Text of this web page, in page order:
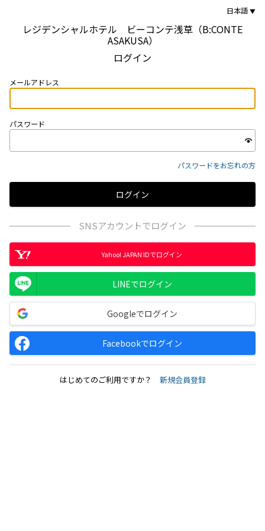
レジデンシャルホテル ビーコンテ浅草（B:CONTE
ASAKUSA）
日本語
ログイン
メールアドレス
パスワード
パスワードをお忘れの方
SNSアカウントでログイン
Yahoo! JAPAN IDでログイン
LINEでログイン
Googleでログイン
Facebookでログイン
はじめてのご利用ですか？ 新規会員登録